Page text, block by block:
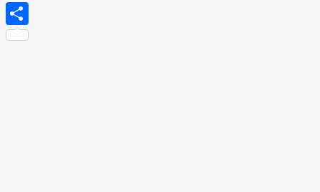
Pinterest
Share